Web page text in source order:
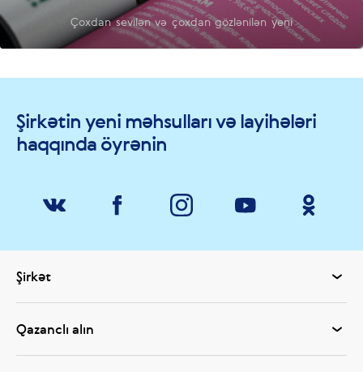
Çoxdan sevilən və çoxdan gözlənilən yeni
Şirkətin yeni məhsulları və layihələri
haqqında öyrənin
Şirkət
Qazanclı alın